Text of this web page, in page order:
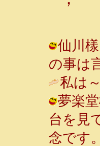
仙川
の事は
私は
夢楽
台を見
念です